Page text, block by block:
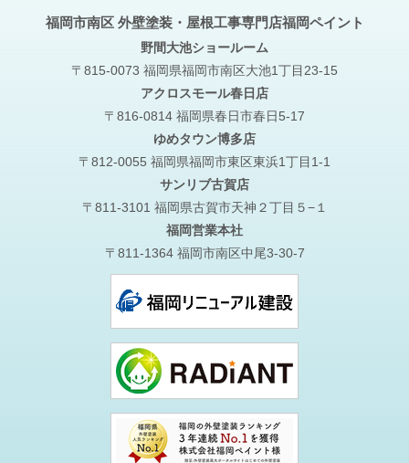
福岡市南区 外壁塗装・屋根工事専門店福岡ペイント
野間大池ショールーム
〒815-0073 福岡県福岡市南区大池1丁目23-15
アクロスモール春日店
〒816-0814 福岡県春日市春日5-17
ゆめタウン博多店
〒812-0055 福岡県福岡市東区東浜1丁目1-1
サンリブ古賀店
〒811-3101 福岡県古賀市天神２丁目５−１
福岡営業本社
〒811-1364 福岡市南区中尾3-30-7